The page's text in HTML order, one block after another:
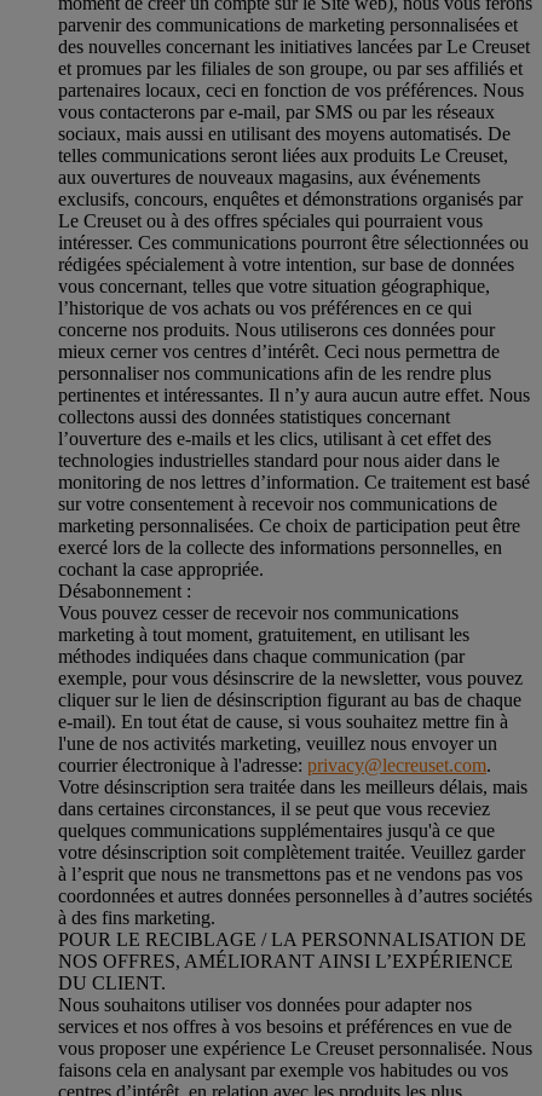
parvenir des communications de marketing personnalisées et
des nouvelles concernant les initiatives lancées par Le Creuset
et promues par les filiales de son groupe, ou par ses affiliés et
partenaires locaux, ceci en fonction de vos préférences. Nous
vous contacterons par e-mail, par SMS ou par les réseaux
sociaux, mais aussi en utilisant des moyens automatisés. De
telles communications seront liées aux produits Le Creuset,
aux ouvertures de nouveaux magasins, aux événements
exclusifs, concours, enquêtes et démonstrations organisés par
Le Creuset ou à des offres spéciales qui pourraient vous
intéresser. Ces communications pourront être sélectionnées ou
rédigées spécialement à votre intention, sur base de données
vous concernant, telles que votre situation géographique,
l’historique de vos achats ou vos préférences en ce qui
concerne nos produits. Nous utiliserons ces données pour
mieux cerner vos centres d’intérêt. Ceci nous permettra de
personnaliser nos communications afin de les rendre plus
pertinentes et intéressantes. Il n’y aura aucun autre effet. Nous
collectons aussi des données statistiques concernant
l’ouverture des e-mails et les clics, utilisant à cet effet des
technologies industrielles standard pour nous aider dans le
monitoring de nos lettres d’information. Ce traitement est basé
sur votre consentement à recevoir nos communications de
marketing personnalisées. Ce choix de participation peut être
exercé lors de la collecte des informations personnelles, en
cochant la case appropriée.
Désabonnement :
Vous pouvez cesser de recevoir nos communications
marketing à tout moment, gratuitement, en utilisant les
méthodes indiquées dans chaque communication (par
exemple, pour vous désinscrire de la newsletter, vous pouvez
cliquer sur le lien de désinscription figurant au bas de chaque
e-mail). En tout état de cause, si vous souhaitez mettre fin à
l'une de nos activités marketing, veuillez nous envoyer un
courrier électronique à l'adresse: privacy@lecreuset.com.
Votre désinscription sera traitée dans les meilleurs délais, mais
dans certaines circonstances, il se peut que vous receviez
quelques communications supplémentaires jusqu'à ce que
votre désinscription soit complètement traitée. Veuillez garder
à l’esprit que nous ne transmettons pas et ne vendons pas vos
coordonnées et autres données personnelles à d’autres sociétés
à des fins marketing.
POUR LE RECIBLAGE / LA PERSONNALISATION DE
NOS OFFRES, AMÉLIORANT AINSI L’EXPÉRIENCE
DU CLIENT.
Nous souhaitons utiliser vos données pour adapter nos
services et nos offres à vos besoins et préférences en vue de
vous proposer une expérience Le Creuset personnalisée. Nous
faisons cela en analysant par exemple vos habitudes ou vos
centres d’intérêt, en relation avec les produits les plus